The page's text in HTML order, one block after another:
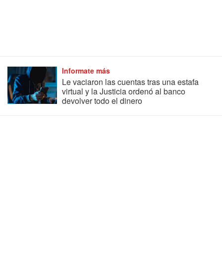
Informate más
Le vaciaron las cuentas tras una estafa
virtual y la Justicia ordenó al banco
devolver todo el dinero